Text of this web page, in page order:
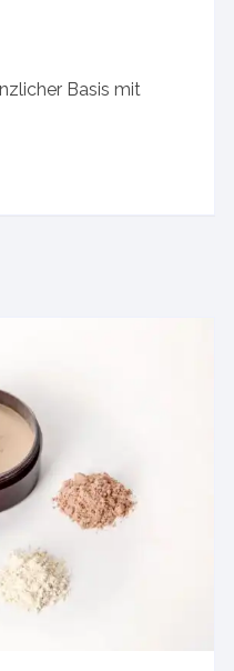
Basis mit